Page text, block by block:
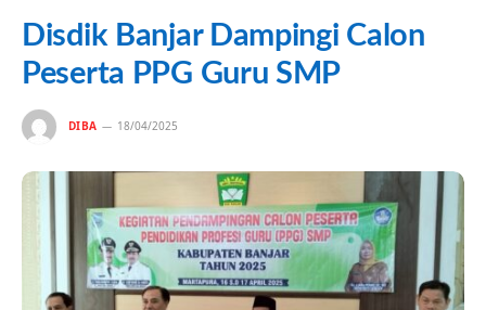
Disdik Banjar Dampingi Calon
Peserta PPG Guru SMP
DIBA 18/04/2025